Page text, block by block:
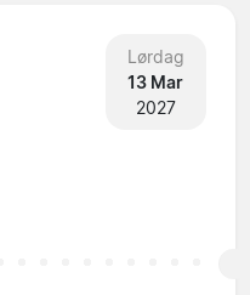
Lørdag
13 Mar
2027